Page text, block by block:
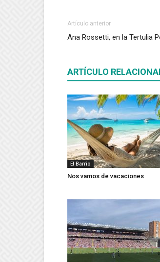
Artículo anterior
Ana Rossetti, en la Tertulia
ARTÍCULO
El Barrio
Nos vamos de vacaciones